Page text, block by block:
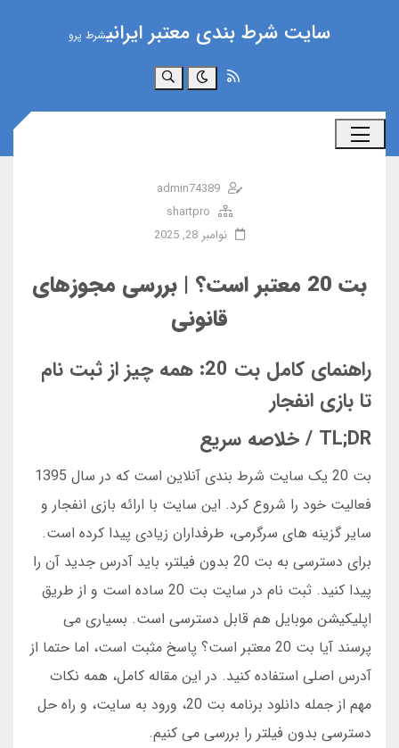
سایت شرط بندی معتبر ایرانیشرط پرو
جستجو
admin74389
shartpro
نوامبر 28, 2025
بت 20 معتبر است؟ | بررسی مجوزهای
قانونی
راهنمای کامل بت 20: همه چیز از ثبت نام
تا بازی انفجار
TL;DR / خلاصه سریع
بت 20 یک سایت شرط بندی آنلاین است که در سال 1395
فعالیت خود را شروع کرد. این سایت با ارائه بازی انفجار و
سایر گزینه های سرگرمی، طرفداران زیادی پیدا کرده است.
برای دسترسی به بت 20 بدون فیلتر، باید آدرس جدید آن را
پیدا کنید. ثبت نام در سایت بت 20 ساده است و از طریق
اپلیکیشن موبایل هم قابل دسترسی است. بسیاری می
پرسند آیا بت 20 معتبر است؟ پاسخ مثبت است، اما حتما از
آدرس اصلی استفاده کنید. در این مقاله کامل، همه نکات
مهم از جمله دانلود برنامه بت 20، ورود به سایت، و راه حل
دسترسی بدون فیلتر را بررسی می کنیم.